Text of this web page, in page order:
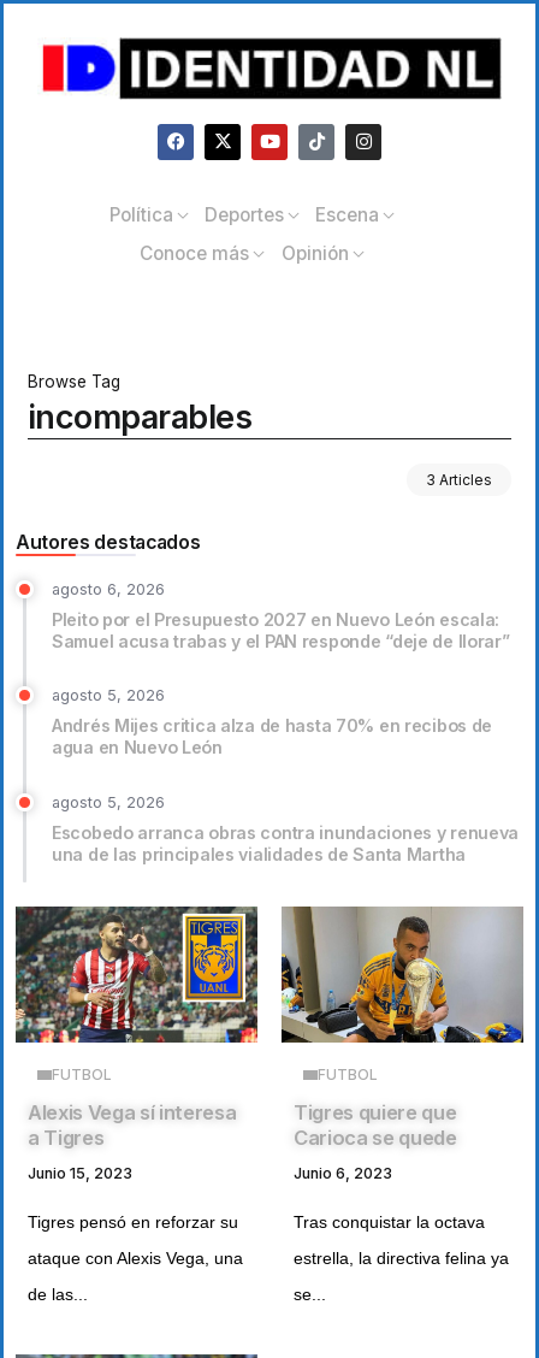
Política Deportes
Escena
Conoce más
Opinión
Browse Tag
incomparables
3 Articles
Autores destacados
agosto 6, 2026
Pleito por el Presupuesto 2027 en Nuevo León escala:
Samuel acusa trabas y el PAN responde “deje de llorar”
agosto 5, 2026
Andrés Mijes critica alza de hasta 70% en recibos de
agua en Nuevo León
agosto 5, 2026
Escobedo arranca obras contra inundaciones y renueva
una de las principales vialidades de Santa Martha
FUTBOL
Alexis Vega sí interesa
a Tigres
Junio 15, 2023
Tigres pensó en reforzar su
ataque con Alexis Vega, una
de las...
FUTBOL
Tigres quiere que
Carioca se quede
Junio 6, 2023
Tras conquistar la octava
estrella, la directiva felina ya
se...